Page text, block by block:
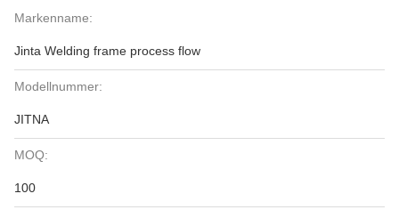
Markenname:
Jinta Welding frame process flow
Modellnummer:
JITNA
MOQ:
100